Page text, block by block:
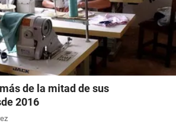
de la mitad de sus
2016